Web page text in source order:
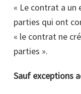
« Le contrat a un
parties qui ont
« le contrat ne
parties ».
Sauf exceptions